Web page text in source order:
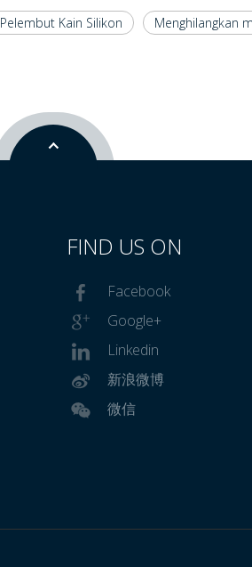
Pelembut Kain Silikon Menghilangkan
FIND US ON
Facebook
Google+
Linkedin
新浪微博
微信